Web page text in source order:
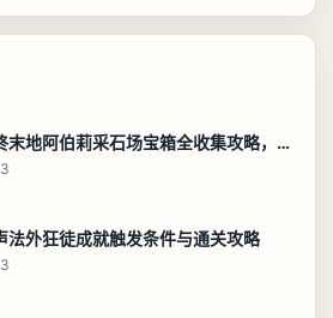
明日方舟终末地阿伯莉采石场宝箱全收集攻略，全点位分布图与路线
法外狂徒成就触发条件与通关攻略